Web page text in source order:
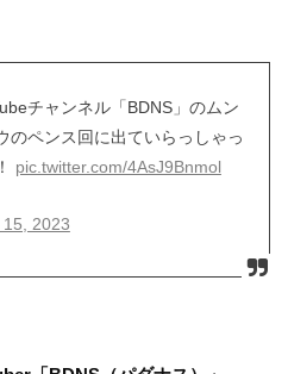
チャンネル「BDNS」のムン
のペンス回に出ていらっしゃっ
pic.twitter.com/4AsJ9Bnmol
15, 2023